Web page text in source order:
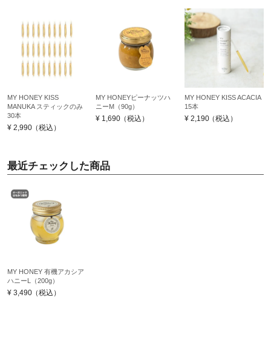
MY HONEY KISS
MANUKA スティックのみ
30本
¥ 2,990（税込）
MY HONEYピーナッツハ
ニーM（90g）
¥ 1,690（税込）
MY HONEY KISS ACACIA
15本
¥ 2,190（税込）
最近チェックした商品
MY HONEY 有機アカシア
ハニーL（200g）
¥ 3,490（税込）